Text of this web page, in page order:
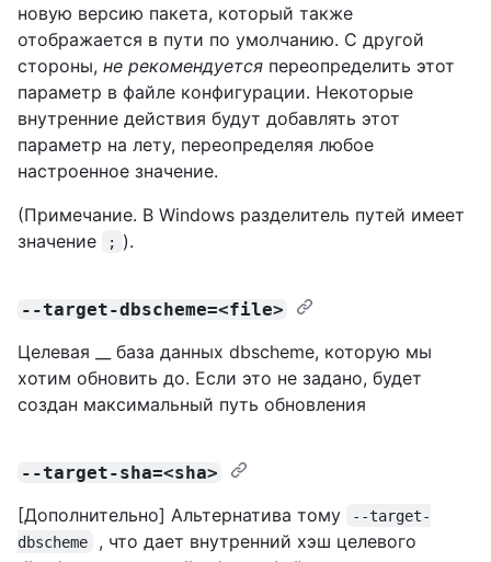
новую версию пакета, который также
отображается в пути по умолчанию. С другой
стороны, не рекомендуется переопределить этот
параметр в файле конфигурации. Некоторые
внутренние действия будут добавлять этот
параметр на лету, переопределяя любое
настроенное значение.
(Примечание. В Windows разделитель путей имеет
значение
; ).
--target-dbscheme=<file>
Целевая __ база данных dbscheme, которую мы
хотим обновить до. Если это не задано, будет
создан максимальный путь обновления
--target-sha=<sha>
[Дополнительно] Альтернатива тому
--target-
dbscheme
, что дает внутренний хэш целевого